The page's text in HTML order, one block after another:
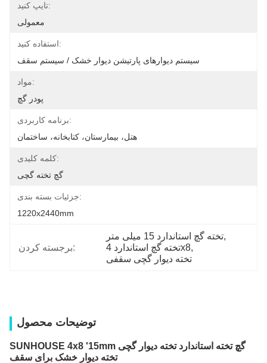
تایپ کنید:
معمولی
استفاده کنید:
سیستم دیوارهای پارتیشن دیوار خشک / سیستم سقف
مواد:
پودر گچ
برنامه کاربردی:
هتل، بیمارستان، کتابخانه، ساختمان
کلمه کلیدی:
گچ تخته گچی
جزئیات بسته بندی:
1220x2440mm
برجسته کردن:
تخته گچ استاندارد 15 میلی متر,
تخته گچ استاندارد 4x8,
تخته دیوار گچی سقفی
توضیحات محصول
SUNHOUSE 4x8 '15mm گچ تخته استاندارد تخته دیوار گچی
تخته دیوار خشک برای سقف